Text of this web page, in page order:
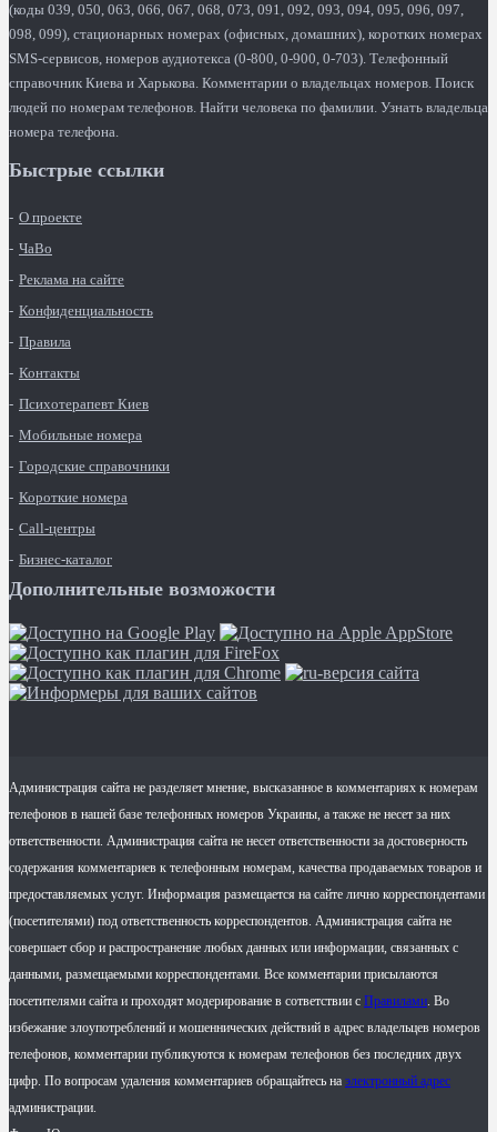
(коды 039, 050, 063, 066, 067, 068, 073, 091, 092, 093, 094, 095, 096, 097,
098, 099), стационарных номерах (офисных, домашних), коротких номерах
SMS-сервисов, номеров аудиотекса (0-800, 0-900, 0-703). Телефонный
справочник Киева и Харькова. Комментарии о владельцах номеров. Поиск
людей по номерам телефонов. Найти человека по фамилии. Узнать владельца
номера телефона.
Быстрые ссылки
О проекте
ЧаВо
Реклама на сайте
Конфиденциальность
Правила
Контакты
Психотерапевт Киев
Мобильные номера
Городские справочники
Короткие номера
Call-центры
Бизнес-каталог
Дополнительные возможости
Администрация сайта не разделяет мнение, высказанное в комментариях к номерам
телефонов в нашей базе телефонных номеров Украины, а также не несет за них
ответственности. Администрация сайта не несет ответственности за достоверность
содержания комментариев к телефонным номерам, качества продаваемых товаров и
предоставляемых услуг. Информация размещается на сайте лично корреспондентами
(посетителями) под ответственность корреспондентов. Администрация сайта не
совершает сбор и распространение любых данных или информации, связанных с
данными, размещаемыми корреспондентами. Все комментарии присылаются
посетителями сайта и проходят модерирование в сответствии с Правилами. Во
избежание злоупотреблений и мошеннических действий в адрес владельцев номеров
телефонов, комментарии публикуются к номерам телефонов без последних двух
цифр. По вопросам удаления комментариев обращайтесь на электронный адрес
администрации.